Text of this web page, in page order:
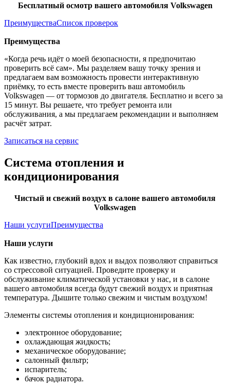
Бесплатный осмотр вашего автомобиля Volkswagen
ПреимуществаСписок проверок
Преимущества
«Когда речь идёт о моей безопасности, я предпочитаю
проверить всё сам». Мы разделяем вашу точку зрения и
предлагаем вам возможность провести интерактивную
приёмку, то есть вместе проверить ваш автомобиль
Volkswagen — от тормозов до двигателя. Бесплатно и всего за
15 минут. Вы решаете, что требует ремонта или
обслуживания, а мы предлагаем рекомендации и выполняем
расчёт затрат.
Записаться на сервис
Система отопления и
кондиционирования
Чистый и свежий воздух в салоне вашего автомобиля
Volkswagen
Наши услугиПреимущества
Наши услуги
Как известно, глубокий вдох и выдох позволяют справиться
со стрессовой ситуацией. Проведите проверку и
обслуживание климатической установки у нас, и в салоне
вашего автомобиля всегда будут свежий воздух и приятная
температура. Дышите только свежим и чистым воздухом!
Элементы системы отопления и кондиционирования:
электронное оборудование;
охлаждающая жидкость;
механическое оборудование;
салонный фильтр;
испаритель;
бачок радиатора.